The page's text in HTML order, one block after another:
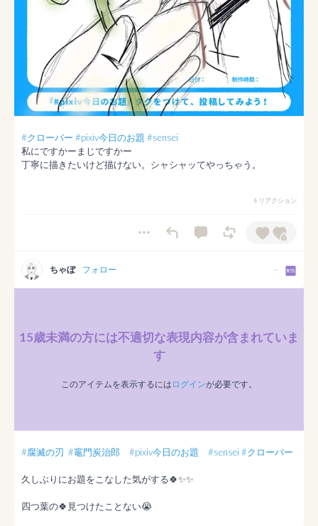
#クローバー #pixiv今日のお題 #sensei
私にですかーまじですかー
丁寧に描きたいけど描けない。シャシャッてやっちゃう。
6 リアクション
ちゃぼ フォロー --
15歳未満の方には不適切な表現内容が含まれていま
す
このアイテムを表示するには ログインが必要です。
#腐滅の刃 #竈門炭治郎 #pixiv今日のお題 #sensei #クローバー
久しぶりにお題をこなした気がする🍀✨✨
四つ葉の🍀見つけたことない😭